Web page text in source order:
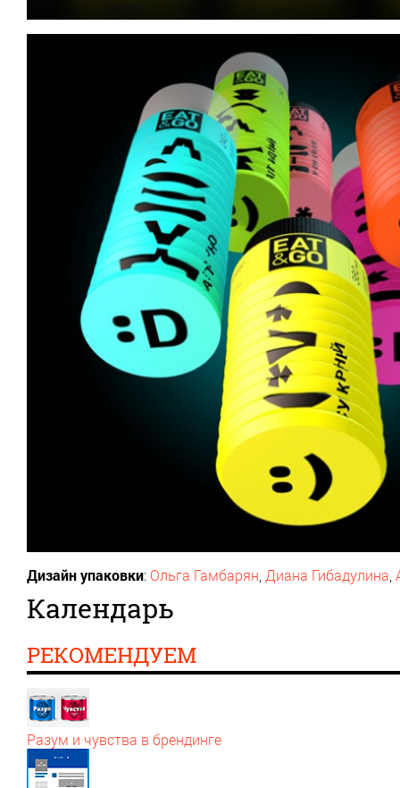
Дизайн упаковки: Ольга Гамбарян Диана Гибадулина
Календарь
РЕКОМЕНДУЕМ
Разум и чувства в брендинге